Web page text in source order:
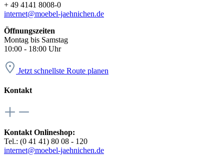
+ 49 4141 8008-0
internet@moebel-jaehnichen.de
Öffnungszeiten
Montag bis Samstag
10:00 - 18:00 Uhr
Jetzt schnellste Route planen
Kontakt
Kontakt Onlineshop:
Tel.: (0 41 41) 80 08 - 120
internet@moebel-jaehnichen.de